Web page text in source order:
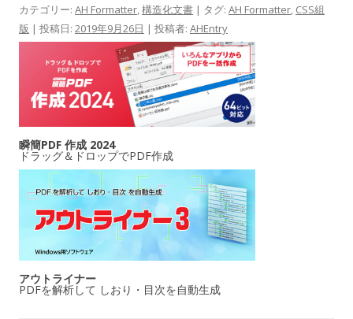
カテゴリー: AH Formatter,構造化文書 | タグ: AH Formatter, CSS組
版 | 投稿日: 2019年9月26日 | 投稿者: AHEntry
瞬簡PDF 作成 2024
ドラッグ＆ドロップでPDF作成
アウトライナー
PDFを解析して しおり・目次を自動生成